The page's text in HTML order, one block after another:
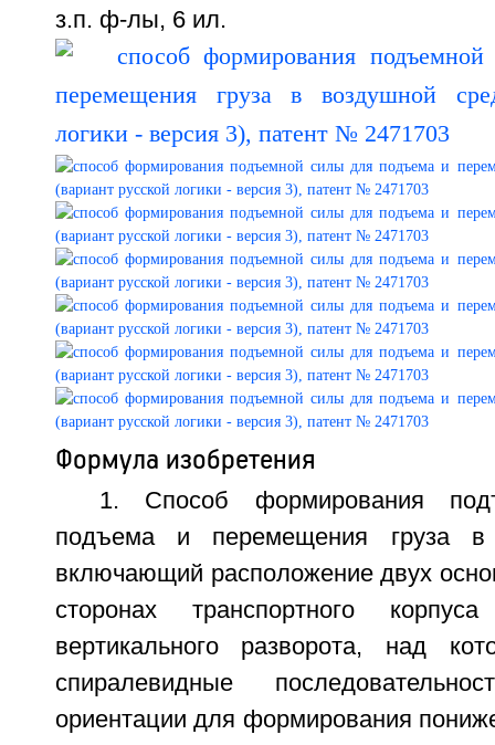
з.п. ф-лы, 6 ил.
Формула изобретения
1. Способ формирования
подъема и перемещения груза в
включающий расположение двух
сторонах транспортного
вертикального разворота, над
спиралевидные
ориентации для формирования